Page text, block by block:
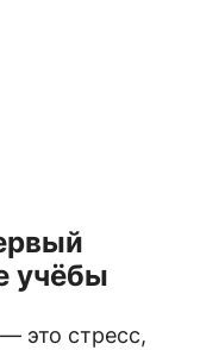
учёбы
это стресс,